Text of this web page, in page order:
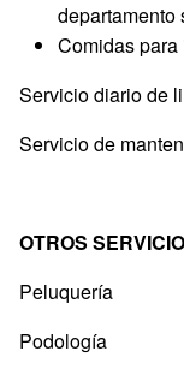
departamento
Comidas
Servicio diario de
Servicio de
OTROS
Peluquería
Podología